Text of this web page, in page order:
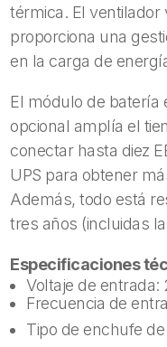
térmica. El ventilador
proporciona una
en la carga de
El módulo de batería
opcional amplía el
conectar hasta diez
UPS para obtener
Además, todo está
tres años (incluidas
Especificaciones
Voltaje de entrada:
Frecuencia de
Tipo de enchufe